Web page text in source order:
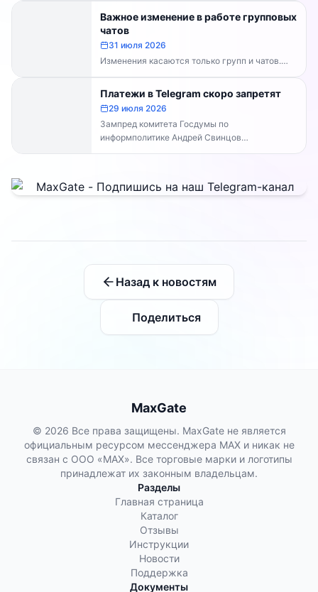
Важное изменение в работе групповых
чатов
31 июля 2026
Изменения касаются только групп и чатов.
Каналы работают в прежнем режиме —
владельцам каналов делать...
Платежи в Telegram скоро запретят
29 июля 2026
Зампред комитета Госдумы по
информполитике Андрей Свинцов
рекомендовал россиянам временно
Назад к новостям
Поделиться
MaxGate
© 2026 Все права защищены. MaxGate не является
официальным ресурсом мессенджера MAX и никак не
связан с ООО «МАХ». Все торговые марки и логотипы
принадлежат их законным владельцам.
Разделы
Главная страница
Каталог
Отзывы
Инструкции
Новости
Поддержка
Документы